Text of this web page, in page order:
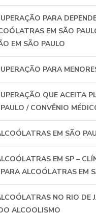
PARA
EM SÃO
EM SÃO PAULO
PARA
QUE ACEITA
/ CONVÊNIO
EM SÃO
EM SP –
ALCOÓLATRAS EM
NO RIO DE
ALCOOLISMO